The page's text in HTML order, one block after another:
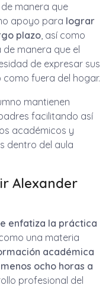
manera que
apoyo para lograr
plazo, así como
manera que el
de expresar sus
fuera del hogar.
mantienen
facilitando así
académicos y
dentro del aula
Alexander
enfatiza la práctica
una materia
académica
ocho horas a
profesional del